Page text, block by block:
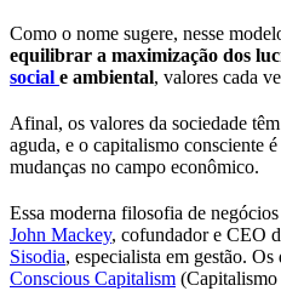
Como o nome sugere, nesse
equilibrar a maximização dos
social e ambiental, valores cada
Afinal, os valores da sociedade
aguda, e o capitalismo consciente
mudanças no campo econômico.
Essa moderna filosofia de
John Mackey, cofundador e CEO
Sisodia, especialista em gestão.
Conscious Capitalism